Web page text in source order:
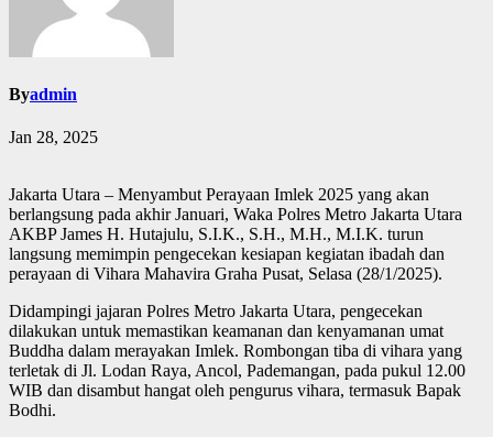
Byadmin
Jan 28, 2025
Jakarta Utara – Menyambut Perayaan Imlek 2025 yang akan
berlangsung pada akhir Januari, Waka Polres Metro Jakarta Utara
AKBP James H. Hutajulu, S.I.K., S.H., M.H., M.I.K. turun
langsung memimpin pengecekan kesiapan kegiatan ibadah dan
perayaan di Vihara Mahavira Graha Pusat, Selasa (28/1/2025).
Didampingi jajaran Polres Metro Jakarta Utara, pengecekan
dilakukan untuk memastikan keamanan dan kenyamanan umat
Buddha dalam merayakan Imlek. Rombongan tiba di vihara yang
terletak di Jl. Lodan Raya, Ancol, Pademangan, pada pukul 12.00
WIB dan disambut hangat oleh pengurus vihara, termasuk Bapak
Bodhi.